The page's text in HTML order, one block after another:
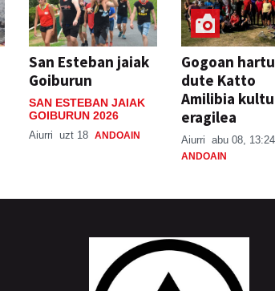
San Esteban jaiak
Goiburun
SAN ESTEBAN JAIAK
GOIBURUN 2026
Aiurri uzt 18 ANDOAIN
Gogoan hartu
dute Katto
Amilibia
eragilea
Aiurri abu 08, 13:24
ANDOAIN